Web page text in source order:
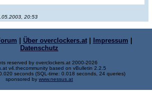
20:53
Über overclockers.at| Impressum
Datenschutz
reserved by overclockers.at 2000-2026
v4.thecommunity based on vBulletin 2.2.5
seconds (SQL-time: 0.018 seconds, 24 queries)
sponsored by www.nessus.at